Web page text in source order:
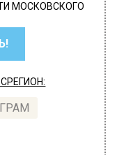
МОСКОВСКОГО